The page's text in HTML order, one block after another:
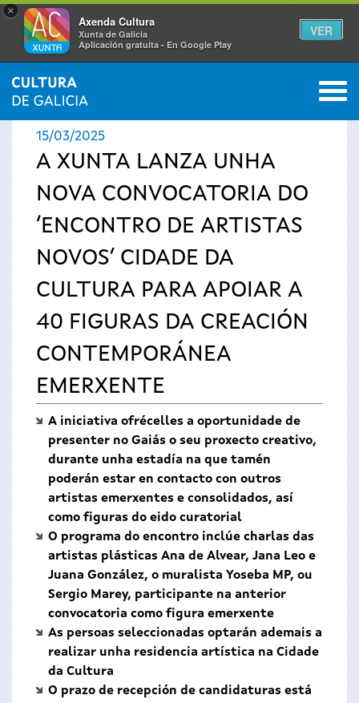
×
Axenda Cultura
Xunta de Galicia
Aplicación gratuíta - En Google Play
VER
Vostede
está
aquí
INICIO › ACTUALIDADE 0
15/03/2025
A XUNTA LANZA UNHA
NOVA CONVOCATORIA DO
‘ENCONTRO DE ARTISTAS
NOVOS’ CIDADE DA
CULTURA PARA APOIAR A
40 FIGURAS DA CREACIÓN
CONTEMPORÁNEA
EMERXENTE
A iniciativa ofrécelles a oportunidade de
presenter no Gaiás o seu proxecto creativo,
durante unha estadía na que tamén
poderán estar en contacto con outros
artistas emerxentes e consolidados, así
como figuras do eido curatorial
O programa do encontro inclúe charlas das
artistas plásticas Ana de Alvear, Jana Leo e
Juana González, o muralista Yoseba MP, ou
Sergio Marey, participante na anterior
convocatoria como figura emerxente
As persoas seleccionadas optarán ademais a
realizar unha residencia artística na Cidade
da Cultura
O prazo de recepción de candidaturas está